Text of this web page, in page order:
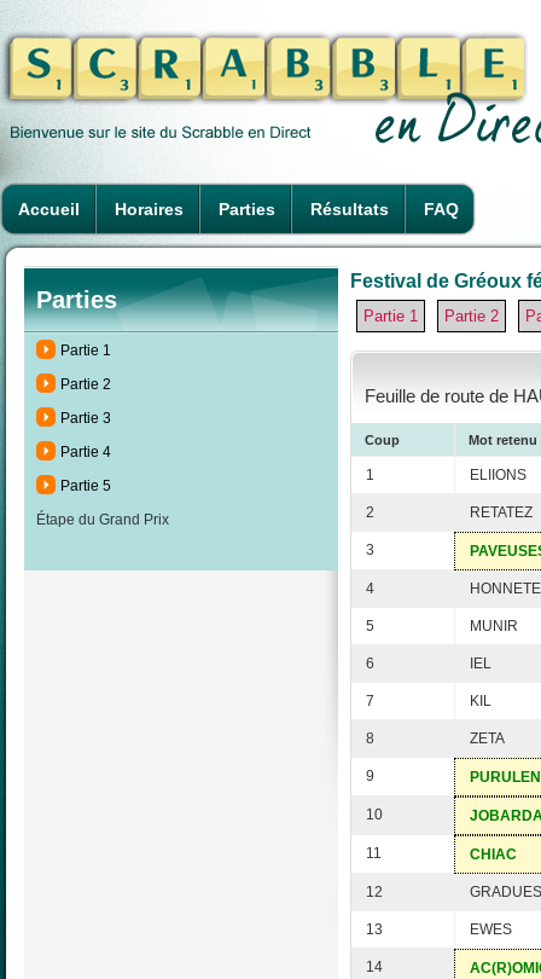
Accueil Horaires Parties Résultats FAQ
Parties
Partie 1
Partie 2
Partie 3
Partie 4
Partie 5
Étape du Grand Prix
Festival de Gréoux
Partie 1 Partie 2
Feuille de route de
Coup Mot retenu
1 ELIIONS
2 RETATEZ
3
4
5 MUNIR
6 IEL
7 KIL
8 ZETA
9
10
11 CHIAC
12 GRADUES
13 EWES
14